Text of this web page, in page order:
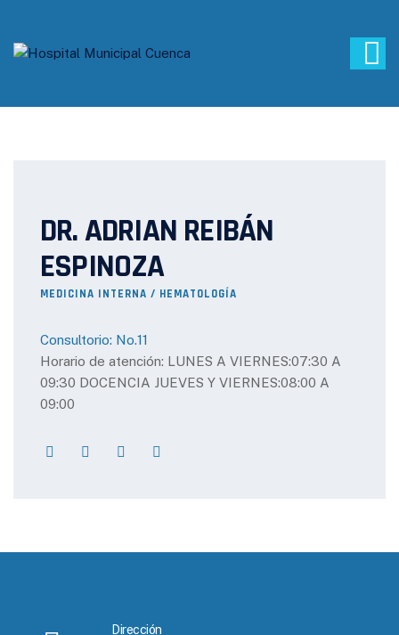
DR. ADRIAN REIBÁN
ESPINOZA
MEDICINA INTERNA / HEMATOLOGÍA
Consultorio: No.11
Horario de atención: LUNES A VIERNES:07:30 A
09:30 DOCENCIA JUEVES Y VIERNES:08:00 A
09:00
Dirección